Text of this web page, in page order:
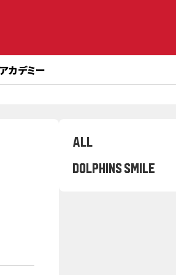
アカデミー
ALL
Dolphins Smile